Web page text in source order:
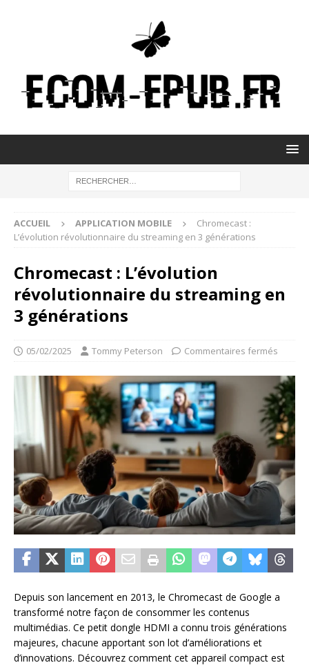
ACCUEIL APPLICATION MOBILE
Chromecast :
L’évolution révolutionnaire du streaming en 3 générations
Chromecast : L’évolution
révolutionnaire du streaming en
3 générations
05/02/2025 Tommy Peterson Commentaires fermés
Depuis son lancement en 2013, le Chromecast de Google a
transformé notre façon de consommer les contenus
multimédias. Ce petit dongle HDMI a connu trois générations
majeures, chacune apportant son lot d’améliorations et
d’innovations. Découvrez comment cet appareil compact est